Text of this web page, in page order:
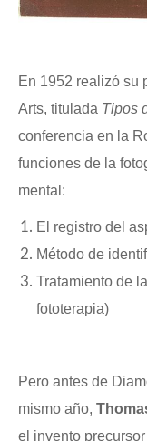
En 1952 realizó su
Arts, titulada Tipos
conferencia en la
funciones de la
mental:
El registro del
Método de
Tratamiento de
fototerapia)
Pero antes de
mismo año,
el invento